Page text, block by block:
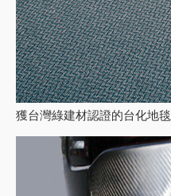
獲台灣綠建材認證的台化地毯